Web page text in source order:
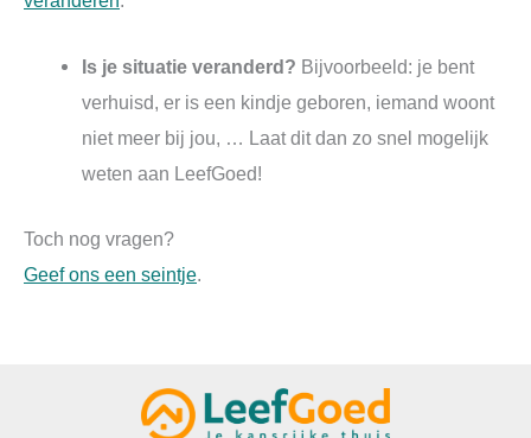
Is je situatie veranderd? Bijvoorbeeld: je bent
verhuisd, er is een kindje geboren, iemand woont
niet meer bij jou, … Laat dit dan zo snel mogelijk
weten aan LeefGoed!
Toch nog vragen?
Geef ons een seintje.